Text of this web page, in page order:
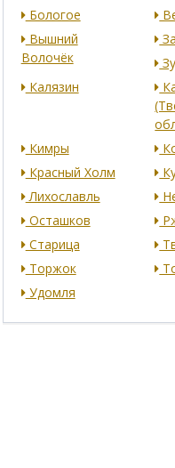
Бологое
Вышний
Волочёк
Калязин
Кимры
Красный Холм
Лихославль
Осташков
Старица
Торжок
Удомля